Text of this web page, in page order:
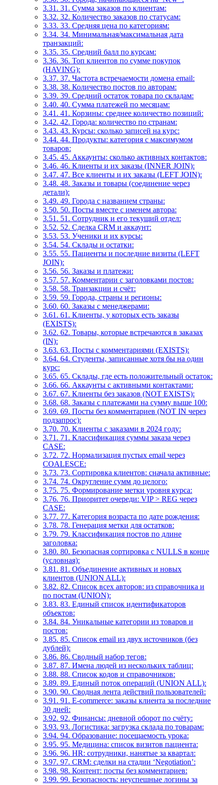
3.31. 31. Сумма заказов по клиентам:
3.32. 32. Количество заказов по статусам:
3.33. 33. Средняя цена по категориям:
3.34. 34. Минимальная/максимальная дата
транзакций:
3.35. 35. Средний балл по курсам:
3.36. 36. Топ клиентов по сумме покупок
(HAVING):
3.37. 37. Частота встречаемости домена email:
3.38. 38. Количество постов по авторам:
3.39. 39. Средний остаток товара по складам:
3.40. 40. Сумма платежей по месяцам:
3.41. 41. Корзины: среднее количество позиций:
3.42. 42. Города: количество по странам:
3.43. 43. Курсы: сколько записей на курс:
3.44. 44. Продукты: категория с максимумом
товаров:
3.45. 45. Аккаунты: сколько активных контактов:
3.46. 46. Клиенты и их заказы (INNER JOIN):
3.47. 47. Все клиенты и их заказы (LEFT JOIN):
3.48. 48. Заказы и товары (соединение через
детали):
3.49. 49. Города с названием страны:
3.50. 50. Посты вместе с именем автора:
3.51. 51. Сотрудник и его текущий отдел:
3.52. 52. Сделка CRM и аккаунт:
3.53. 53. Ученики и их курсы:
3.54. 54. Склады и остатки:
3.55. 55. Пациенты и последние визиты (LEFT
JOIN):
3.56. 56. Заказы и платежи:
3.57. 57. Комментарии с заголовками постов:
3.58. 58. Транзакции и счёт:
3.59. 59. Города, страны и регионы:
3.60. 60. Заказы с менеджерами:
3.61. 61. Клиенты, у которых есть заказы
(EXISTS):
3.62. 62. Товары, которые встречаются в заказах
(IN):
3.63. 63. Посты с комментариями (EXISTS):
3.64. 64. Студенты, записанные хотя бы на один
курс:
3.65. 65. Склады, где есть положительный остаток:
3.66. 66. Аккаунты с активными контактами:
3.67. 67. Клиенты без заказов (NOT EXISTS):
3.68. 68. Заказы с платежами на сумму выше 100:
3.69. 69. Посты без комментариев (NOT IN через
подзапрос):
3.70. 70. Клиенты с заказами в 2024 году:
3.71. 71. Классификация суммы заказа через
CASE:
3.72. 72. Нормализация пустых email через
COALESCE:
3.73. 73. Сортировка клиентов: сначала активные:
3.74. 74. Округление сумм до целого:
3.75. 75. Формирование метки уровня курса:
3.76. 76. Приоритет очереди: VIP > REG через
CASE:
3.77. 77. Категория возраста по дате рождения:
3.78. 78. Генерация метки для остатков:
3.79. 79. Классификация постов по длине
заголовка:
3.80. 80. Безопасная сортировка с NULLS в конце
(условная):
3.81. 81. Объединение активных и новых
клиентов (UNION ALL):
3.82. 82. Список всех авторов: из справочника и
по постам (UNION):
3.83. 83. Единый список идентификаторов
объектов:
3.84. 84. Уникальные категории из товаров и
постов:
3.85. 85. Список email из двух источников (без
дублей):
3.86. 86. Сводный набор тегов:
3.87. 87. Имена людей из нескольких таблиц:
3.88. 88. Список кодов и справочников:
3.89. 89. Единый поток операций (UNION ALL):
3.90. 90. Сводная лента действий пользователей:
3.91. 91. E‑commerce: заказы клиента за последние
30 дней:
3.92. 92. Финансы: дневной оборот по счёту:
3.93. 93. Логистика: загрузка склада по товарам:
3.94. 94. Образование: посещаемость урока:
3.95. 95. Медицина: список визитов пациента:
3.96. 96. HR: сотрудники, нанятые за квартал:
3.97. 97. CRM: сделки на стадии ‘Negotiation’:
3.98. 98. Контент: посты без комментариев:
3.99. 99. Безопасность: неуспешные логины за